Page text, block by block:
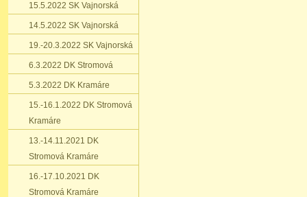
15.5.2022 SK Vajnorská
14.5.2022 SK Vajnorská
19.-20.3.2022 SK Vajnorská
6.3.2022 DK Stromová
5.3.2022 DK Kramáre
15.-16.1.2022 DK Stromová
Kramáre
13.-14.11.2021 DK
Stromová Kramáre
16.-17.10.2021 DK
Stromová Kramáre